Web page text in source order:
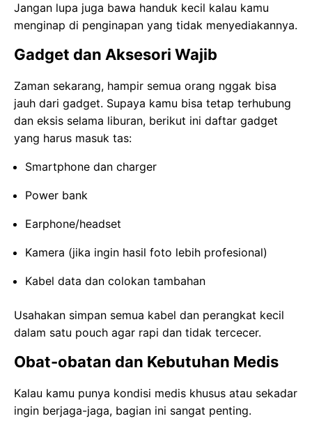
Jangan lupa juga bawa handuk kecil kalau kamu
menginap di penginapan yang tidak menyediakannya.
Gadget dan Aksesori Wajib
Zaman sekarang, hampir semua orang nggak bisa
jauh dari gadget. Supaya kamu bisa tetap terhubung
dan eksis selama liburan, berikut ini daftar gadget
yang harus masuk tas:
Smartphone dan charger
Power bank
Earphone/headset
Kamera (jika ingin hasil foto lebih profesional)
Kabel data dan colokan tambahan
Usahakan simpan semua kabel dan perangkat kecil
dalam satu pouch agar rapi dan tidak tercecer.
Obat-obatan dan Kebutuhan Medis
Kalau kamu punya kondisi medis khusus atau sekadar
ingin berjaga-jaga, bagian ini sangat penting.